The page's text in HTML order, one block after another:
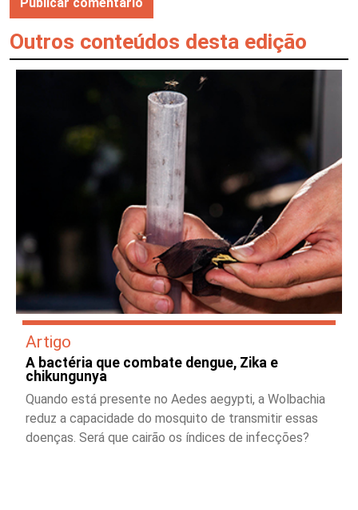
Outros conteúdos desta edição
Artigo
A bactéria que combate dengue, Zika e
chikungunya
Quando está presente no Aedes aegypti, a Wolbachia
reduz a capacidade do mosquito de transmitir essas
doenças. Será que cairão os índices de infecções?